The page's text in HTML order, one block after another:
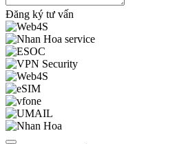
Đăng ký tư vấn